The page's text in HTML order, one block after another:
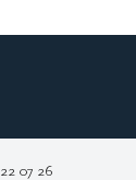
22 07 26